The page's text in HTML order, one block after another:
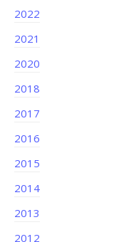
2022
2021
2020
2018
2017
2016
2015
2014
2013
2012